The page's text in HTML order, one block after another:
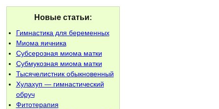
Новые статьи:
Гимнастика для беременных
Миома яичника
Субсерозная миома матки
Субмукозная миома матки
Тысячелистник обыкновенный
Хулахуп — гимнастический
обруч
Фитотерапия